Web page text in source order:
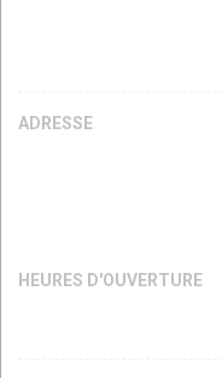
ADRESSE
HEURES D'OUVERTURE